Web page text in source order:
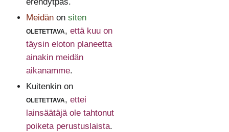
Meidänon siten
oletettava, että kuu on
täysin eloton planeetta
ainakin meidän
aikanamme.
Kuitenkin on
oletettava, ettei
lainsäätäjä ole tahtonut
poiketa perustuslaista.